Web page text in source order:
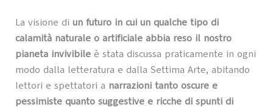
La visione di un futuro in cui un qualche tipo di
calamità naturale o artificiale abbia reso il nostro
pianeta invivibileè stata discussa praticamente in ogni
modo dalla letteratura e dalla Settima Arte, abitando
lettori e spettatori a narrazioni tanto oscure e
pessimiste quanto suggestive e ricche di spunti di